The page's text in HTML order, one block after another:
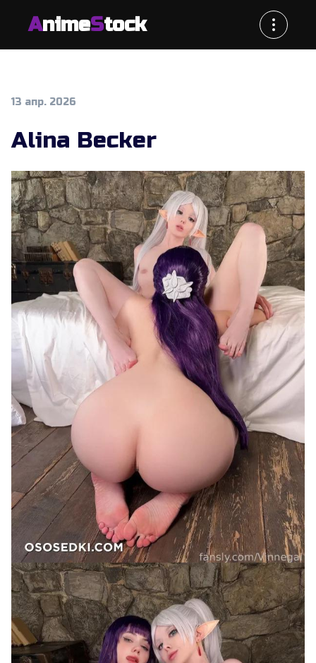
AnimeStock
13 апр. 2026
Alina Becker